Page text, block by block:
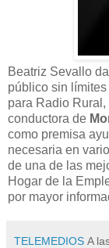
Beatriz Sevallo
público sin
para Radio
conductora de
como premisa
necesaria en
de una de las
Hogar de la
por mayor
TELEMEDIOS A